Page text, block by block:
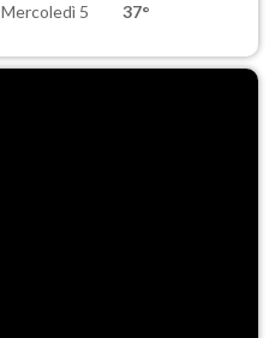
Mercoledì 5 37°